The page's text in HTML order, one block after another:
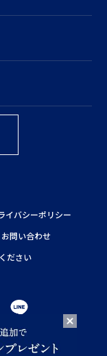
イバシーポリシー
お問い合わせ
ださい